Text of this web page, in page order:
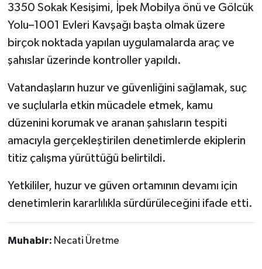
3350 Sokak Kesişimi, İpek Mobilya önü ve Gölcük
Yolu–1001 Evleri Kavşağı başta olmak üzere
birçok noktada yapılan uygulamalarda araç ve
şahıslar üzerinde kontroller yapıldı.
Vatandaşların huzur ve güvenliğini sağlamak, suç
ve suçlularla etkin mücadele etmek, kamu
düzenini korumak ve aranan şahısların tespiti
amacıyla gerçekleştirilen denetimlerde ekiplerin
titiz çalışma yürüttüğü belirtildi.
Yetkililer, huzur ve güven ortamının devamı için
denetimlerin kararlılıkla sürdürüleceğini ifade etti.
Muhabir: Necati Üretme
Türkiye
Yerel
İletişim